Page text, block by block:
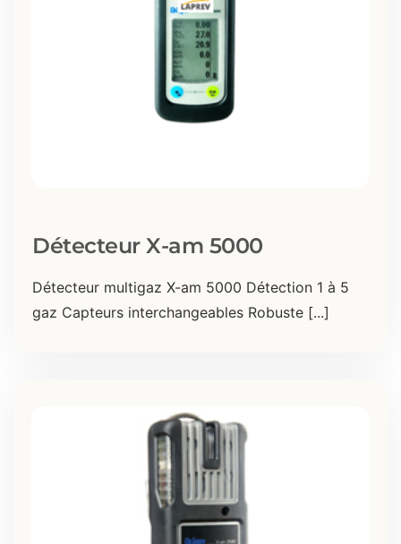
Détecteur X-am 5000
Détecteur multigaz X-am 5000 Détection 1 à 5
gaz Capteurs interchangeables Robuste [...]